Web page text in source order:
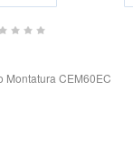
Montatura CEM60EC